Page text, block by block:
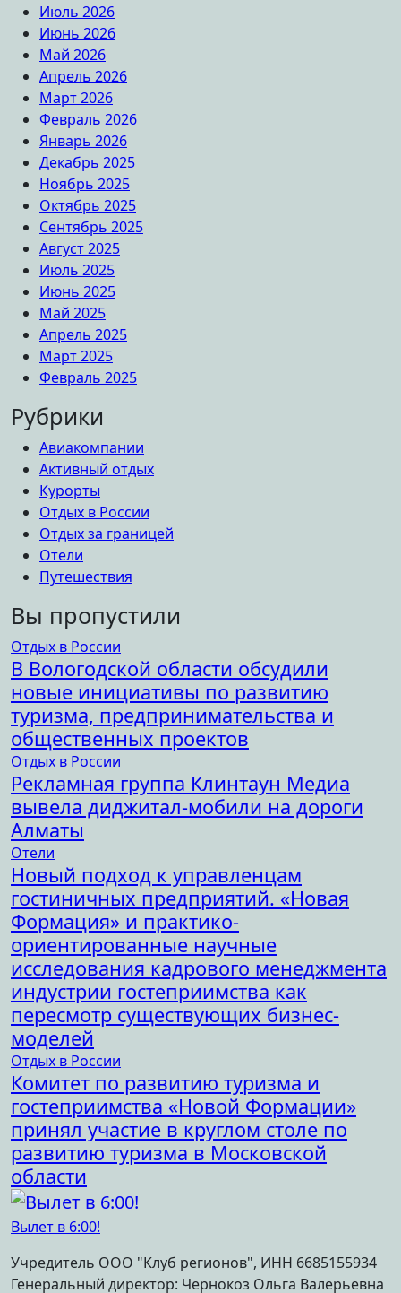
Июль 2026
Июнь 2026
Май 2026
Апрель 2026
Март 2026
Февраль 2026
Январь 2026
Декабрь 2025
Ноябрь 2025
Октябрь 2025
Сентябрь 2025
Август 2025
Июль 2025
Июнь 2025
Май 2025
Апрель 2025
Март 2025
Февраль 2025
Рубрики
Авиакомпании
Активный отдых
Курорты
Отдых в России
Отдых за границей
Отели
Путешествия
Вы пропустили
Отдых в России
В Вологодской области обсудили
новые инициативы по развитию
туризма, предпринимательства и
общественных проектов
Отдых в России
Рекламная группа Клинтаун Медиа
вывела диджитал-мобили на дороги
Алматы
Отели
Новый подход к управленцам
гостиничных предприятий. «Новая
Формация» и практико-
ориентированные научные
исследования кадрового менеджмента
индустрии гостеприимства как
пересмотр существующих бизнес-
моделей
Отдых в России
Комитет по развитию туризма и
гостеприимства «Новой Формации»
принял участие в круглом столе по
развитию туризма в Московской
области
Вылет в 6:00!
Учредитель ООО "Клуб регионов", ИНН 6685155934
Генеральный директор: Чернокоз Ольга Валерьевна